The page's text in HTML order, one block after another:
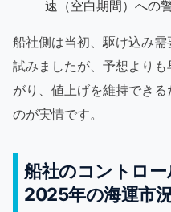
速（空白期間）への
船社側は当初、駆け込み
試みましたが、予想より
がり、値上げを維持でき
のが実情です。
船社のコントロ
2025年の海運市